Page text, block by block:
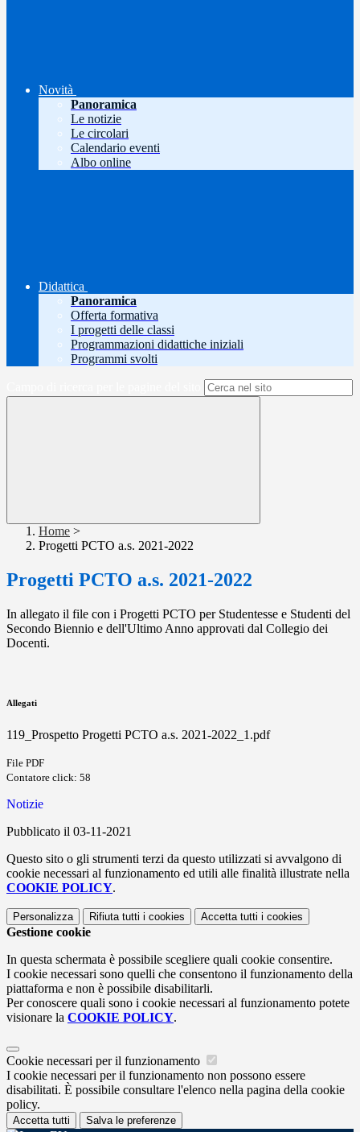
Novità
Panoramica
Le notizie
Le circolari
Calendario eventi
Albo online
Didattica
Panoramica
Offerta formativa
I progetti delle classi
Programmazioni didattiche iniziali
Programmi svolti
Home >
Progetti PCTO a.s. 2021-2022
Progetti PCTO a.s. 2021-2022
In allegato il file con i Progetti PCTO per Studentesse e Studenti del
Secondo Biennio e dell'Ultimo Anno approvati dal Collegio dei
Docenti.
Allegati
119_Prospetto Progetti PCTO a.s. 2021-2022_1.pdf
File PDF
Contatore click: 58
Notizie
Pubblicato il 03-11-2021
Questo sito o gli strumenti terzi da questo utilizzati si avvalgono di
cookie necessari al funzionamento ed utili alle finalità illustrate nella
COOKIE POLICY.
Personalizza Rifiuta tutti i cookies Accetta tutti i cookies
Gestione cookie
In questa schermata è possibile scegliere quali cookie consentire.
I cookie necessari sono quelli che consentono il funzionamento della
piattaforma e non è possibile disabilitarli.
Per conoscere quali sono i cookie necessari al funzionamento potete
visionare la COOKIE POLICY.
Cookie necessari per il funzionamento
I cookie necessari per il funzionamento non possono essere
disabilitati. È possibile consultare l'elenco nella pagina della cookie
policy.
Accetta tutti Salva le preferenze